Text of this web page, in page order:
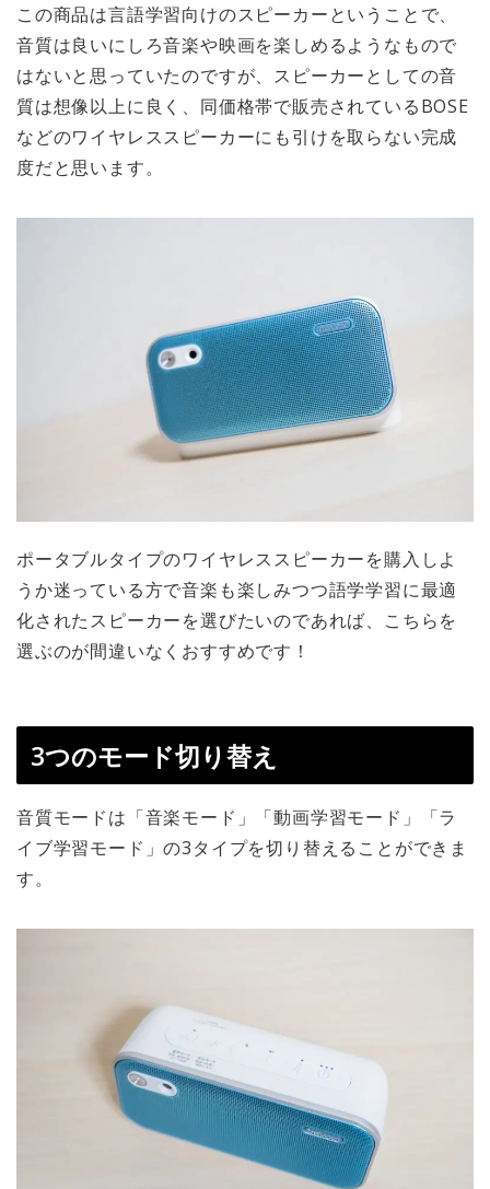
この商品は言語学習向けのスピーカーということで、
音質は良いにしろ音楽や映画を楽しめるようなもので
はないと思っていたのですが、スピーカーとしての音
質は想像以上に良く、同価格帯で販売されているBOSE
などのワイヤレススピーカーにも引けを取らない完成
度だと思います。
ポータブルタイプのワイヤレススピーカーを購入しよ
うか迷っている方で音楽も楽しみつつ語学学習に最適
化されたスピーカーを選びたいのであれば、こちらを
選ぶのが間違いなくおすすめです！
3つのモード切り替え
音質モードは「音楽モード」「動画学習モード」「ラ
イブ学習モード」の3タイプを切り替えることができま
す。